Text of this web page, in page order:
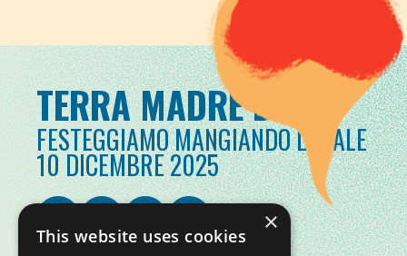
TERRA MADRE DAY
FESTEGGIAMO MANGIANDO LOCALE
10 DICEMBRE 2025
×
This website uses cookies